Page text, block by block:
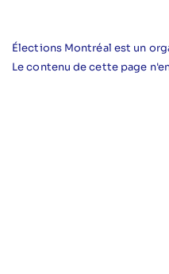
Élections Montréal est un
Le contenu de cette page